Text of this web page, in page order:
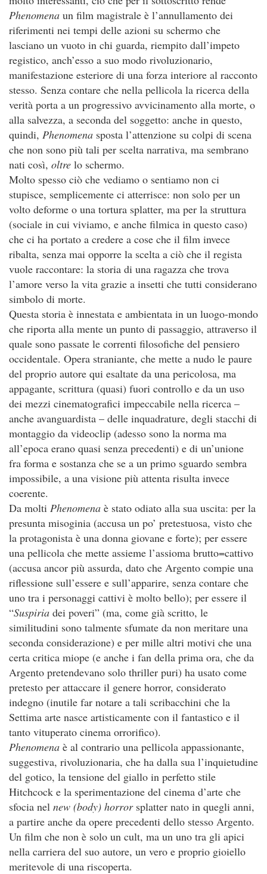
Phenomena un film magistrale è l’annullamento dei
riferimenti nei tempi delle azioni su schermo che
lasciano un vuoto in chi guarda, riempito dall’impeto
registico, anch’esso a suo modo rivoluzionario,
manifestazione esteriore di una forza interiore al racconto
stesso. Senza contare che nella pellicola la ricerca della
verità porta a un progressivo avvicinamento alla morte, o
alla salvezza, a seconda del soggetto: anche in questo,
quindi, Phenomena sposta l’attenzione su colpi di scena
che non sono più tali per scelta narrativa, ma sembrano
nati così, oltre lo schermo.
Molto spesso ciò che vediamo o sentiamo non ci
stupisce, semplicemente ci atterrisce: non solo per un
volto deforme o una tortura splatter, ma per la struttura
(sociale in cui viviamo, e anche filmica in questo caso)
che ci ha portato a credere a cose che il film invece
ribalta, senza mai opporre la scelta a ciò che il regista
vuole raccontare: la storia di una ragazza che trova
l’amore verso la vita grazie a insetti che tutti considerano
simbolo di morte.
Questa storia è innestata e ambientata in un luogo-mondo
che riporta alla mente un punto di passaggio, attraverso il
quale sono passate le correnti filosofiche del pensiero
occidentale. Opera straniante, che mette a nudo le paure
del proprio autore qui esaltate da una pericolosa, ma
appagante, scrittura (quasi) fuori controllo e da un uso
dei mezzi cinematografici impeccabile nella ricerca –
anche avanguardista – delle inquadrature, degli stacchi di
montaggio da videoclip (adesso sono la norma ma
all’epoca erano quasi senza precedenti) e di un’unione
fra forma e sostanza che se a un primo sguardo sembra
impossibile, a una visione più attenta risulta invece
coerente.
Da molti Phenomena è stato odiato alla sua uscita: per la
presunta misoginia (accusa un po’ pretestuosa, visto che
la protagonista è una donna giovane e forte); per essere
una pellicola che mette assieme l’assioma brutto=cattivo
(accusa ancor più assurda, dato che Argento compie una
riflessione sull’essere e sull’apparire, senza contare che
uno tra i personaggi cattivi è molto bello); per essere il
“Suspiria dei poveri” (ma, come già scritto, le
similitudini sono talmente sfumate da non meritare una
seconda considerazione) e per mille altri motivi che una
certa critica miope (e anche i fan della prima ora, che da
Argento pretendevano solo thriller puri) ha usato come
pretesto per attaccare il genere horror, considerato
indegno (inutile far notare a tali scribacchini che la
Settima arte nasce artisticamente con il fantastico e il
tanto vituperato cinema orrorifico).
Phenomena è al contrario una pellicola appassionante,
suggestiva, rivoluzionaria, che ha dalla sua l’inquietudine
del gotico, la tensione del giallo in perfetto stile
Hitchcock e la sperimentazione del cinema d’arte che
sfocia nel new (body) horrorsplatter nato in quegli anni,
a partire anche da opere precedenti dello stesso Argento.
Un film che non è solo un cult, ma un uno tra gli apici
nella carriera del suo autore, un vero e proprio gioiello
meritevole di una riscoperta.